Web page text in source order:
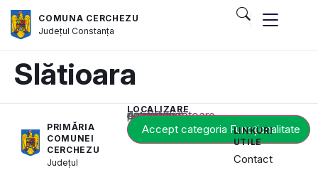
COMUNA CERCHEZU
JudețulConstanța
Slătioara
PRIMĂRIA
COMUNEI
CERCHEZU
Județul
LOCALIZARE
Acest conținut este blocat până când acceptați categoria corespunzătoare de cookie-uri.
Accept categoria Funcționalitate
LINKURI
UTILE
Contact